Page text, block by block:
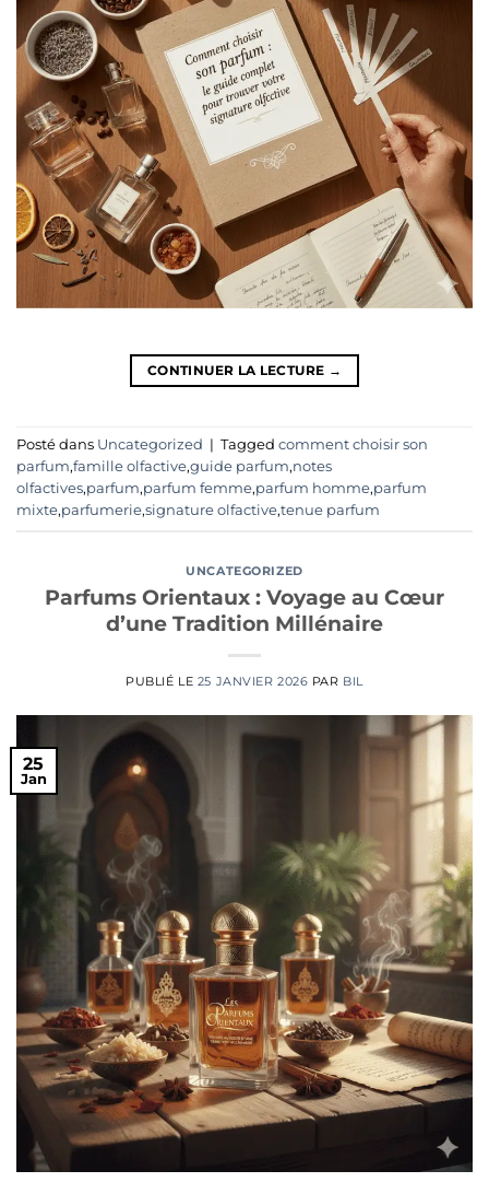
CONTINUER LA LECTURE →
Posté dans Uncategorized | Tagged comment choisir son
parfum,famille olfactive,guide parfum,notes
olfactives,parfum,parfum femme,parfum homme,parfum
mixte,parfumerie,signature olfactive,tenue parfum
UNCATEGORIZED
Parfums Orientaux : Voyage au Cœur
d’une Tradition Millénaire
PUBLIÉ LE 25 JANVIER 2026 PAR BIL
25
Jan